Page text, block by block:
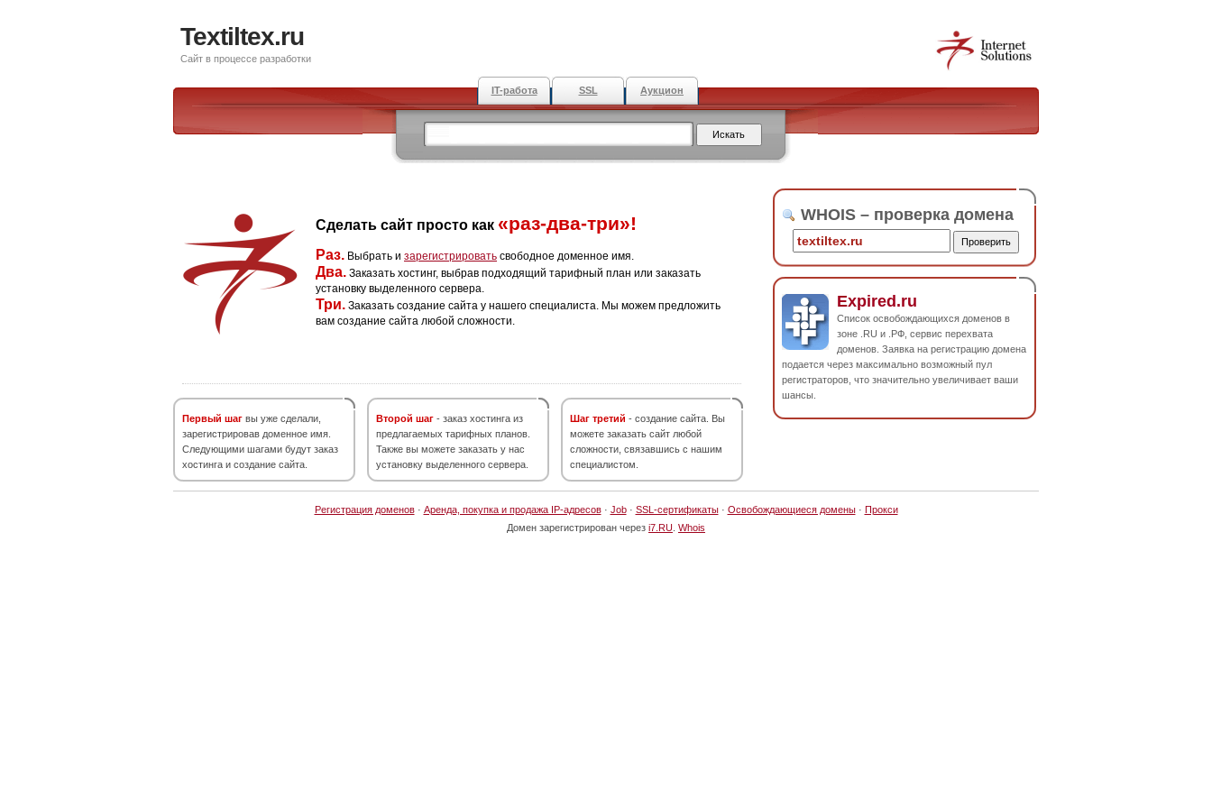
Textiltex.ru
Сайт в процессе разработки
IT-работа SSL Аукцион
Сделать сайт просто как «раз-два-три»!
Раз. Выбрать и зарегистрировать свободное доменное имя.
Два. Заказать хостинг, выбрав подходящий тарифный план или заказать
установку выделенного сервера.
Три. Заказать создание сайта у нашего специалиста. Мы можем предложить
вам создание сайта любой сложности.
Первый шаг вы уже сделали,
зарегистрировав доменное имя.
Следующими шагами будут заказ
хостинга и создание сайта.
Второй шаг - заказ хостинга из
предлагаемых тарифных планов.
Также вы можете заказать у нас
установку выделенного сервера.
Шаг третий - создание сайта. Вы
можете заказать сайт любой
сложности, связавшись с нашим
специалистом.
WHOIS – проверка домена
Expired.ru
Список освобождающихся доменов в
зоне .RU и .РФ, сервис перехвата
доменов. Заявка на регистрацию домена
подается через максимально возможный пул
регистраторов, что значительно увеличивает ваши
шансы.
Регистрация доменов· Аренда, покупка и продажа IP-адресов· Job· SSL-сертификаты· Освобождающиеся домены· Прокси
Домен зарегистрирован через i7.RU Whois